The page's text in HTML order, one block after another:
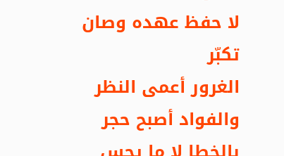
لا حفظ عهده وصان
تكبّر
الغرور أعمى النظر
والفواد أصبح حجر